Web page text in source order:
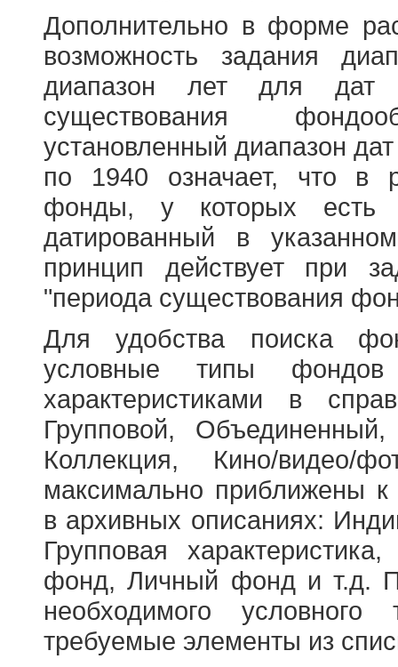
Дополнительно в форме
возможность задания
диапазон лет для
существования
установленный диапазон
по 1940 означает, что в
фонды, у которых есть
датированный в
принцип действует при
"периода существования
Для удобства поиска
условные типы
характеристиками в
Групповой,
Коллекция, Кино/
максимально приближены
в архивных описаниях:
Групповая
фонд, Личный фонд и т.д.
необходимого
требуемые элементы из